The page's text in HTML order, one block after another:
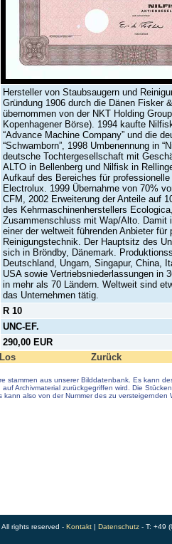
Hersteller von Staubsaugern und
Gründung 1906 durch die Dänen Fisker
übernommen von der NKT Holding
Kopenhagener Börse). 1994 kaufte
“Advance Machine Company” und die
“Schwamborn”, 1998 Umbenennung in
deutsche Tochtergesellschaft mit
ALTO in Bellenberg und Nilfisk in
Aufkauf des Bereiches für
Electrolux. 1999 Übernahme von 70%
CFM, 2002 Erweiterung der Anteile auf
des Kehrmaschinenherstellers
Zusammenschluss mit Wap/Alto. Damit
einer der weltweit führenden Anbieter für
Reinigungstechnik. Der Hauptsitz des
sich in Bröndby, Dänemark.
Deutschland, Ungarn, Singapur, China,
USA sowie Vertriebsniederlassungen in
in mehr als 70 Ländern. Weltweit sind
das Unternehmen tätig.
R 10
UNC-EF.
290,00 EUR
Zurück
stammen aus unserer Bilddatenbank. Es kann
Archivmaterial zurückgegriffen wird. Die
kann also von der Nummer des zu versteigernden
rights reserved - Kontakt| Datenschutz- T: +49